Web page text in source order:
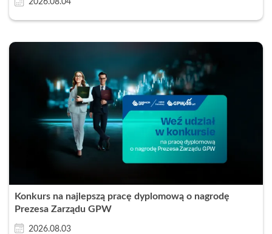
Konkurs na najlepszą pracę dyplomową o nagrodę
Prezesa Zarządu GPW
2026.08.03